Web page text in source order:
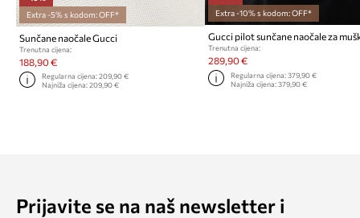
Extra -5% s kodom: OFF*
Sunčane naočale Gucci
Trenutna cijena:
188,90 €
Regularna cijena:209,90 €
Najniža cijena:209,90 €
Extra -10% s kodom: OFF*
Gucci pilot sunčane naočale za
Trenutna cijena:
289,90 €
Regularna cijena: 379,90 €
Najniža cijena: 379,90 €
Prijavite se na naš newsletter i